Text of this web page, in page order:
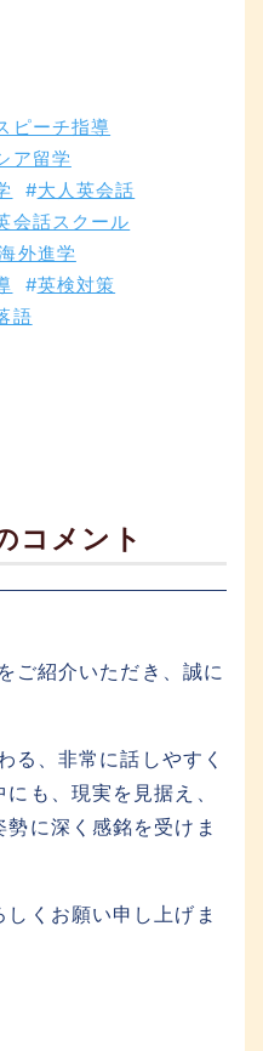
ピーチ指導
ア留学
大人英会話
会話スクール
外進学
英検対策
語
コメント
ご紹介いただき、誠に
、非常に話しやすく
も、現実を見据え、
に深く感銘を受けま
くお願い申し上げま